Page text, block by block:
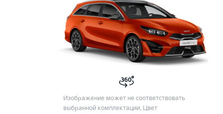
Изображение может не соответствовать
выбранной комплектации. Цвет